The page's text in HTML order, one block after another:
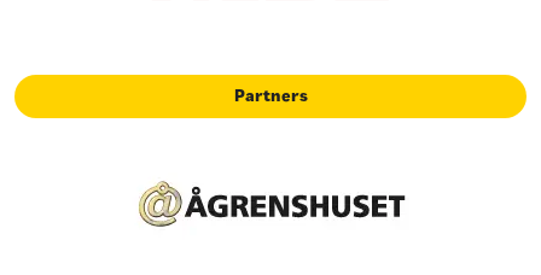
Partners